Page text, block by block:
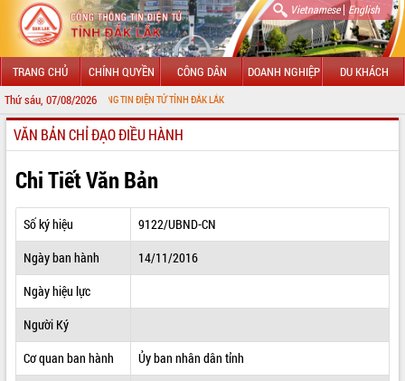
Vietnamese| English
TRANG CHỦ CHÍNH QUYỀN CÔNG DÂN DOANH NGHIỆP DU KHÁCH
Thứ sáu, 07/08/2026
CỔNG THÔNG TIN ĐIỆN TỬ TỈNH ĐẮK LẮK
GIỚI THIỆU
LÃNH ĐẠO UBND TỈNH
TIN TỨC SỰ KIỆN
SỞ, BAN, NGÀNH
THÔNG TIN CHỈ ĐẠO ĐIỀU HÀNH
HỆ THỐNG VĂN BẢN
VĂN BẢN CHỈ ĐẠO ĐIỀU HÀNH
Chi Tiết Văn Bản
Số ký hiệu
9122/UBND-CN
Ngày ban hành
14/11/2016
Ngày hiệu lực
Người Ký
Cơ quan ban hành
Ủy ban nhân dân tỉnh